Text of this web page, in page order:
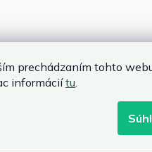
prechádzaním tohto
informáciítu